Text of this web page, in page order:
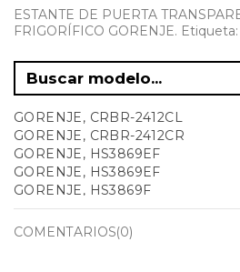
ESTANTE DE PUERTA
FRIGORÍFICO GORENJE.
GORENJE, CRBR-2412CL
GORENJE, CRBR-2412CR
GORENJE, HS3869EF
GORENJE, HS3869EF
GORENJE, HS3869F
GORENJE, HTS2769F
GORENJE, HTS2769F
GORENJE, HZF3369A
COMENTARIOS(0)